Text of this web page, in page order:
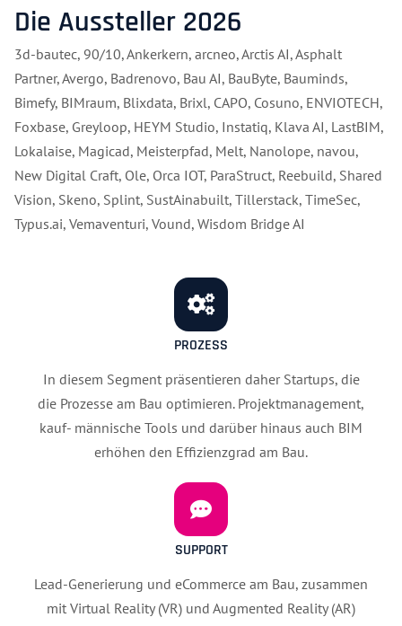
PROZESS
In diesem Segment präsentieren daher Startups, die
die Prozesse am Bau optimieren. Projektmanagement,
kauf- männische Tools und darüber hinaus auch BIM
erhöhen den Effizienzgrad am Bau.
SUPPORT
Lead-Generierung und eCommerce am Bau, zusammen
mit Virtual Reality (VR) und Augmented Reality (AR)
Die Aussteller 2026
3d-bautec, 90/10, Ankerkern, arcneo, Arctis AI, Asphalt
Partner, Avergo, Badrenovo, Bau AI, BauByte, Bauminds,
Bimefy, BIMraum, Blixdata, Brixl, CAPO, Cosuno, ENVIOTECH,
Foxbase, Greyloop, HEYM Studio, Instatiq, Klava AI, LastBIM,
Lokalaise, Magicad, Meisterpfad, Melt, Nanolope, navou,
New Digital Craft, Ole, Orca IOT, ParaStruct, Reebuild, Shared
Vision, Skeno, Splint, SustAinabuilt, Tillerstack, TimeSec,
Typus.ai, Vemaventuri, Vound, Wisdom Bridge AI